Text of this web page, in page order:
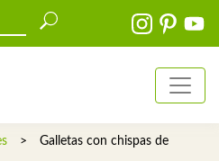
>
Galletas con chispas de